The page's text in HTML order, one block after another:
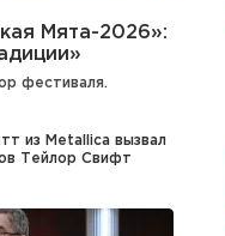
Мята-2026»:
фестиваля.
из Metallica вызвал
Тейлор Свифт